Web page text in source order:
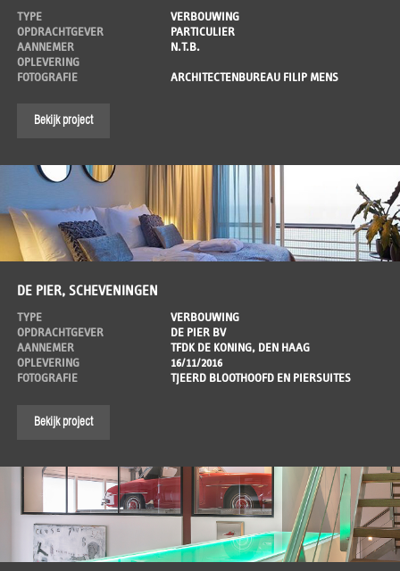
TYPE
VERBOUWING
OPDRACHTGEVER
PARTICULIER
AANNEMER
N.T.B.
OPLEVERING
FOTOGRAFIE
ARCHITECTENBUREAU FILIP MENS
Bekijk project
DE PIER, SCHEVENINGEN
TYPE
VERBOUWING
OPDRACHTGEVER
DE PIER BV
AANNEMER
TFDK DE KONING, DEN HAAG
OPLEVERING
16/11/2016
FOTOGRAFIE
TJEERD BLOOTHOOFD EN PIERSUITES
Bekijk project